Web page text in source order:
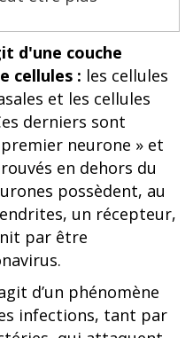
d'une couche
cellules : les cellules
et les cellules
derniers sont
neurone » et
en dehors du
possèdent, au
un récepteur,
par être
d’un phénomène
infections, tant par